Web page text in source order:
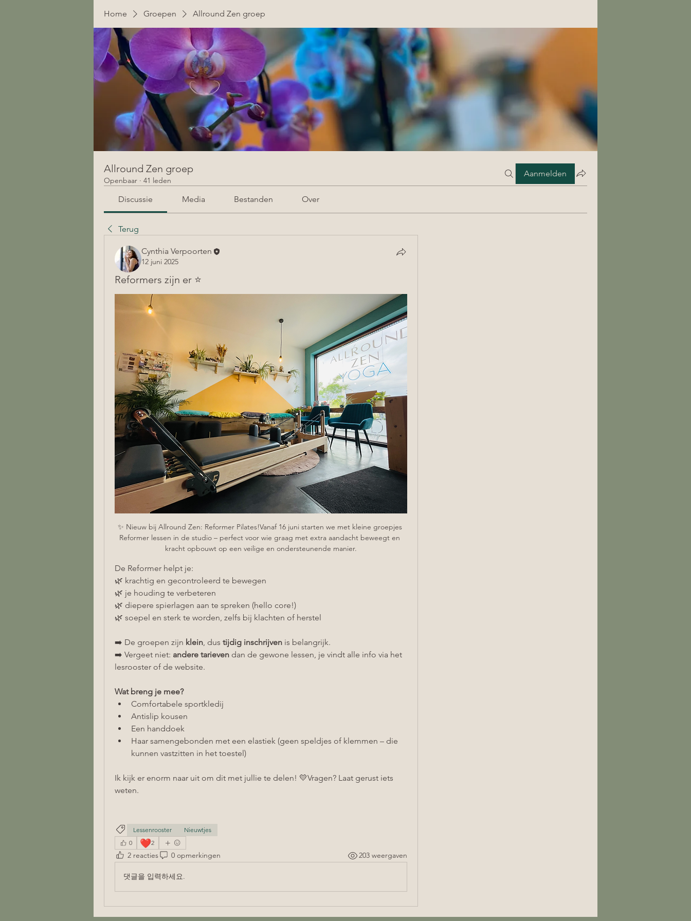
Home Groepen Allround Zen groep
Allround Zen groep
Openbaar · 41 leden
Aanmelden
Discussie Media Bestanden Over
Terug
Cynthia Verpoorten
12 juni 2025
Reformers zijn er ⭐️
✨ Nieuw bij Allround Zen: Reformer Pilates!Vanaf 16 juni starten we met kleine groepjes
Reformer lessen in de studio – perfect voor wie graag met extra aandacht beweegt en
kracht opbouwt op een veilige en ondersteunende manier.
De Reformer helpt je:
🌿 krachtig en gecontroleerd te bewegen
🌿 je houding te verbeteren
🌿 diepere spierlagen aan te spreken (hello core!)
🌿 soepel en sterk te worden, zelfs bij klachten of herstel
➡️ De groepen zijn klein , dus tijdig inschrijven is belangrijk.
➡️ Vergeet niet: andere tarieven dan de gewone lessen, je vindt alle info via het
lesrooster of de website.
Wat breng je mee?
Comfortabele sportkledij
Antislip kousen
Een handdoek
Haar samengebonden met een elastiek (geen speldjes of klemmen – die
kunnen vastzitten in het toestel)
Ik kijk er enorm naar uit om dit met jullie te delen! 💛Vragen? Laat gerust iets
weten.
Lessenrooster
Nieuwtjes
0
❤️2
2 reacties 0 opmerkingen 203 weergaven
댓글을 입력하세요.